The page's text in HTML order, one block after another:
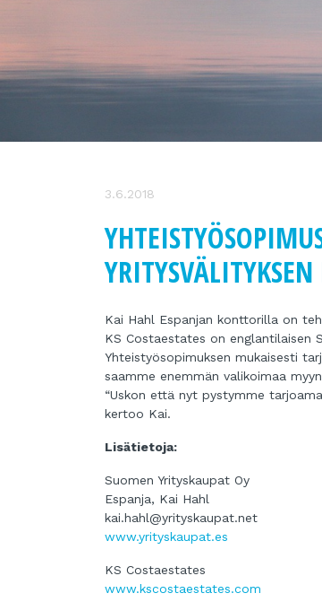
3.6.2018
YRITYSVÄLITYKSEN
Kai Hahl Espanjan konttorilla on
KS Costaestates on englantilaisen
Yhteistyösopimuksen mukaisesti
saamme enemmän valikoimaa
“Uskon että nyt pystymme
kertoo Kai.
Lisätietoja:
Suomen Yrityskaupat Oy
Espanja, Kai Hahl
kai.hahl@yrityskaupat.net
www.yrityskaupat.es
KS Costaestates
www.kscostaestates.com